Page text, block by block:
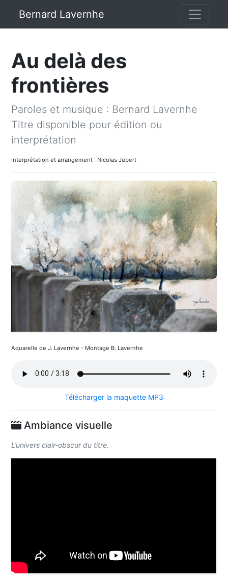
Bernard Lavernhe
Au delà des
frontières
Paroles et musique : Bernard Lavernhe
Titre disponible pour édition ou
interprétation
Interprétation et arrangement : Nicolas Jubert
Aquarelle de J. Lavernhe - Montage B. Lavernhe
Télécharger la maquette MP3
Ambiance visuelle
L’univers clair-obscur du titre.